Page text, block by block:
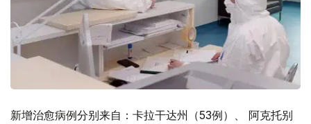
新增治愈病例分别来自：卡拉干达州（53例）、 阿克托别